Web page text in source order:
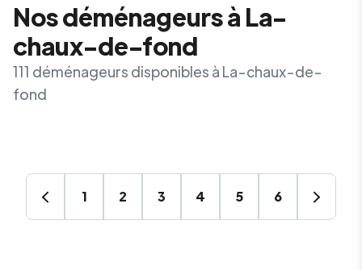
Nos déménageurs à La-
chaux-de-fond
111 déménageurs disponibles à La-chaux-de-
fond
1 2 3 4 5 6